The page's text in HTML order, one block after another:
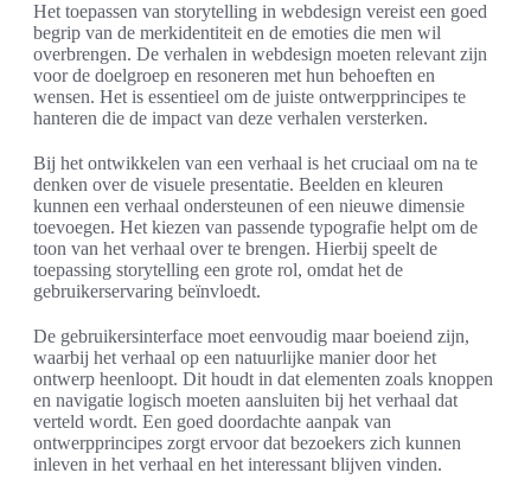
Het toepassen van storytelling in webdesign vereist een goed
begrip van de merkidentiteit en de emoties die men wil
overbrengen. De verhalen in webdesign moeten relevant zijn
voor de doelgroep en resoneren met hun behoeften en
wensen. Het is essentieel om de juiste ontwerpprincipes te
hanteren die de impact van deze verhalen versterken.
Bij het ontwikkelen van een verhaal is het cruciaal om na te
denken over de visuele presentatie. Beelden en kleuren
kunnen een verhaal ondersteunen of een nieuwe dimensie
toevoegen. Het kiezen van passende typografie helpt om de
toon van het verhaal over te brengen. Hierbij speelt de
toepassing storytelling een grote rol, omdat het de
gebruikerservaring beïnvloedt.
De gebruikersinterface moet eenvoudig maar boeiend zijn,
waarbij het verhaal op een natuurlijke manier door het
ontwerp heenloopt. Dit houdt in dat elementen zoals knoppen
en navigatie logisch moeten aansluiten bij het verhaal dat
verteld wordt. Een goed doordachte aanpak van
ontwerpprincipes zorgt ervoor dat bezoekers zich kunnen
inleven in het verhaal en het interessant blijven vinden.